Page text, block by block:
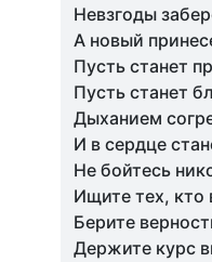
Невзгоды
А новый
Пусть станет
Пусть станет
Дыханием
И в сердце
Не бойтесь
Ищите тех, кто
Берите
Держите курс